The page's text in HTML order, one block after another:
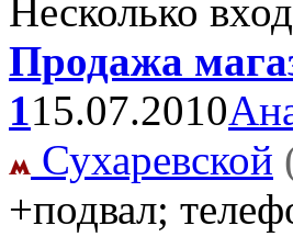
Несколько
Продажа
115.07.2010
Сухаревской
+подвал;